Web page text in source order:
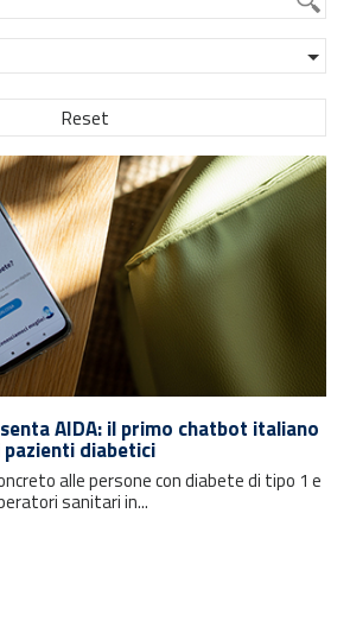
Reset
AIDA: il primo chatbot italiano
diabetici
alle persone con diabete di tipo 1 e
sanitari in...